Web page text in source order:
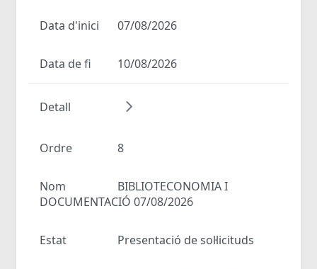
Data d'inici 07/08/2026
Data de fi 10/08/2026
Detall
Ordre 8
Nom
BIBLIOTECONOMIA I
DOCUMENTACIÓ 07/08/2026
Estat Presentació de sol·licituds